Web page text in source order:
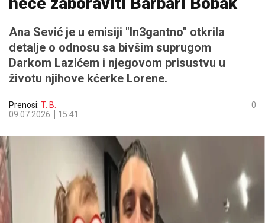
Ana Sević je u emisiji "In3gantno" otkrila
detalje o odnosu sa bivšim suprugom
Darkom Lazićem i njegovom prisustvu u
životu njihove kćerke Lorene.
Prenosi: T. B.
09.07.2026.
15:41
0